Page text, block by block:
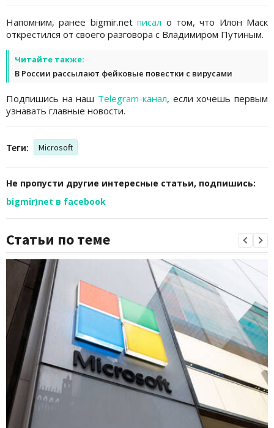
Напомним, ранее bigmir.netписал о том, что Илон Маск
открестился от своего разговора с Владимиром Путиным.
Читайте также:
В России рассылают фейковые повестки с вирусами
Подпишись на наш Telegram-канал, если хочешь первым
узнавать главные новости.
Теги: Microsoft
Не пропусти другие интересные статьи, подпишись:
bigmir)net в facebook
Статьи по теме